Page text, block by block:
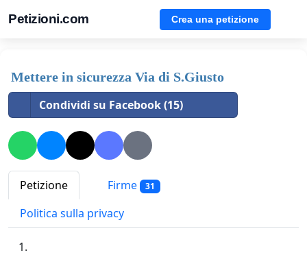
Petizioni.com Crea una petizione
Mettere in sicurezza Via di S.Giusto
Condividi su Facebook (15)
Petizione Firme 31
Politica sulla privacy